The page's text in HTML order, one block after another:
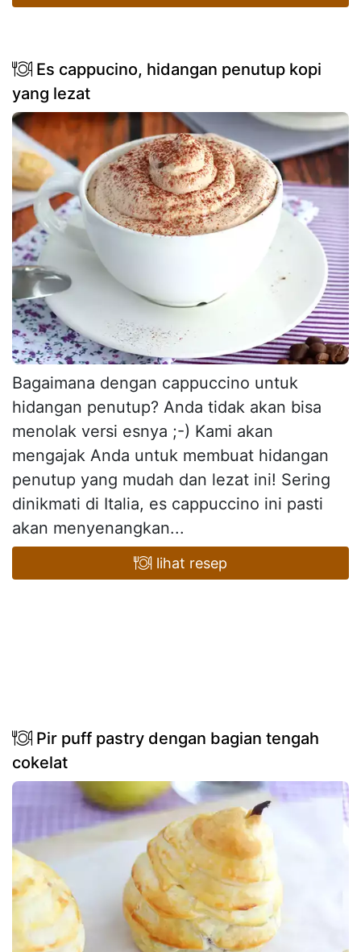
Es cappucino, hidangan penutup kopi
yang lezat
Bagaimana dengan cappuccino untuk
hidangan penutup? Anda tidak akan bisa
menolak versi esnya ;-) Kami akan
mengajak Anda untuk membuat hidangan
penutup yang mudah dan lezat ini! Sering
dinikmati di Italia, es cappuccino ini pasti
akan menyenangkan...
lihat resep
Pir puff pastry dengan bagian tengah
cokelat